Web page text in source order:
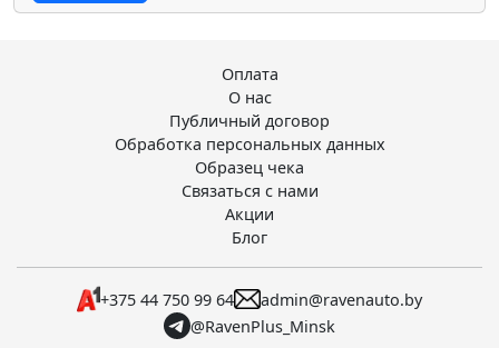
Оплата
О нас
Публичный договор
Обработка персональных данных
Образец чека
Связаться с нами
Акции
Блог
+375 44 750 99 64
admin@ravenauto.by
@RavenPlus_Minsk